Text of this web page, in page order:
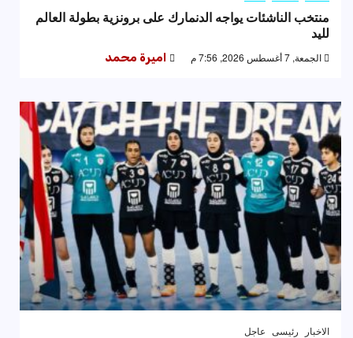
منتخب الناشئات يواجه الدنمارك على برونزية بطولة العالم
لليد
الجمعة, 7 أغسطس 2026, 7:56 م اميرة محمد
الاخبار رئيسى عاجل